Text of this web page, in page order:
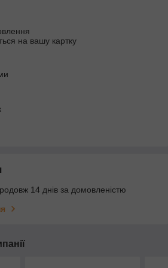
на вашу картку
14 днів за домовленістю